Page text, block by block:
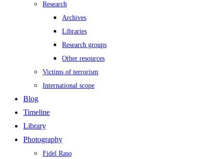
Research
Archives
Libraries
Research groups
Other resources
Victims of terrorism
International scope
Blog
Timeline
Library
Photography
Fidel Raso